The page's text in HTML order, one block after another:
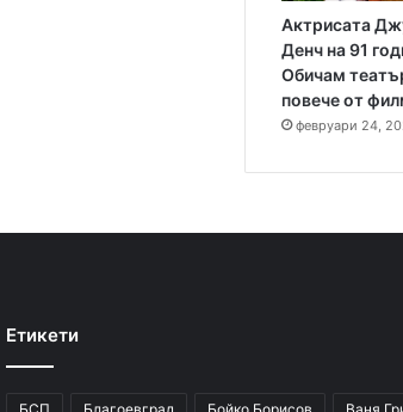
Актрисата
Денч на 91
Обичам
повече от
февруари 24,
Етикети